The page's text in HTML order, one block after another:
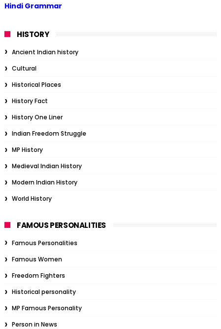
Hindi Grammar
HISTORY
Ancient Indian history
Cultural
Historical Places
History Fact
History One Liner
Indian Freedom Struggle
MP History
Medieval Indian History
Modern Indian History
World History
FAMOUS PERSONALITIES
Famous Personalities
Famous Women
Freedom Fighters
Historical personality
MP Famous Personality
Person in News